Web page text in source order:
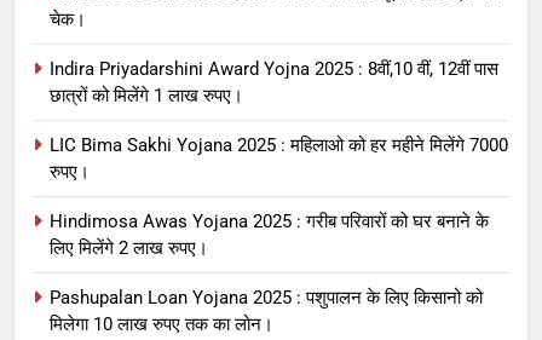
चेक।
Indira Priyadarshini Award Yojna 2025 : 8वीं,10 वीं, 12वीं पास
छात्रों को मिलेंगे 1 लाख रुपए।
LIC Bima Sakhi Yojana 2025 : महिलाओ को हर महीने मिलेंगे 7000
रुपए।
Hindimosa Awas Yojana 2025 : गरीब परिवारों को घर बनाने के
लिए मिलेंगे 2 लाख रुपए।
Pashupalan Loan Yojana 2025 : पशुपालन के लिए किसानो को
मिलेगा 10 लाख रुपए तक का लोन।